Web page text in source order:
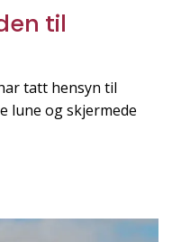
til
tatt hensyn til
lune og skjermede